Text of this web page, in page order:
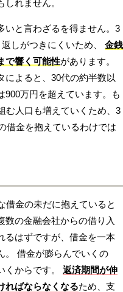
れません。
いと言わざるを得ません。3
しがつきにくいため、 金銭
で響く可能性があります。
によると、30代の約半数以
900万円を超えています。も
む人口も増えていくため、3
借金を抱えているわけでは
借金の未だに抱えていると
数の金融会社からの借り入
るはずですが、借金を一本
。 借金が膨らんでいくの
くからです。 返済期間が伸
ればならなくなるため、支